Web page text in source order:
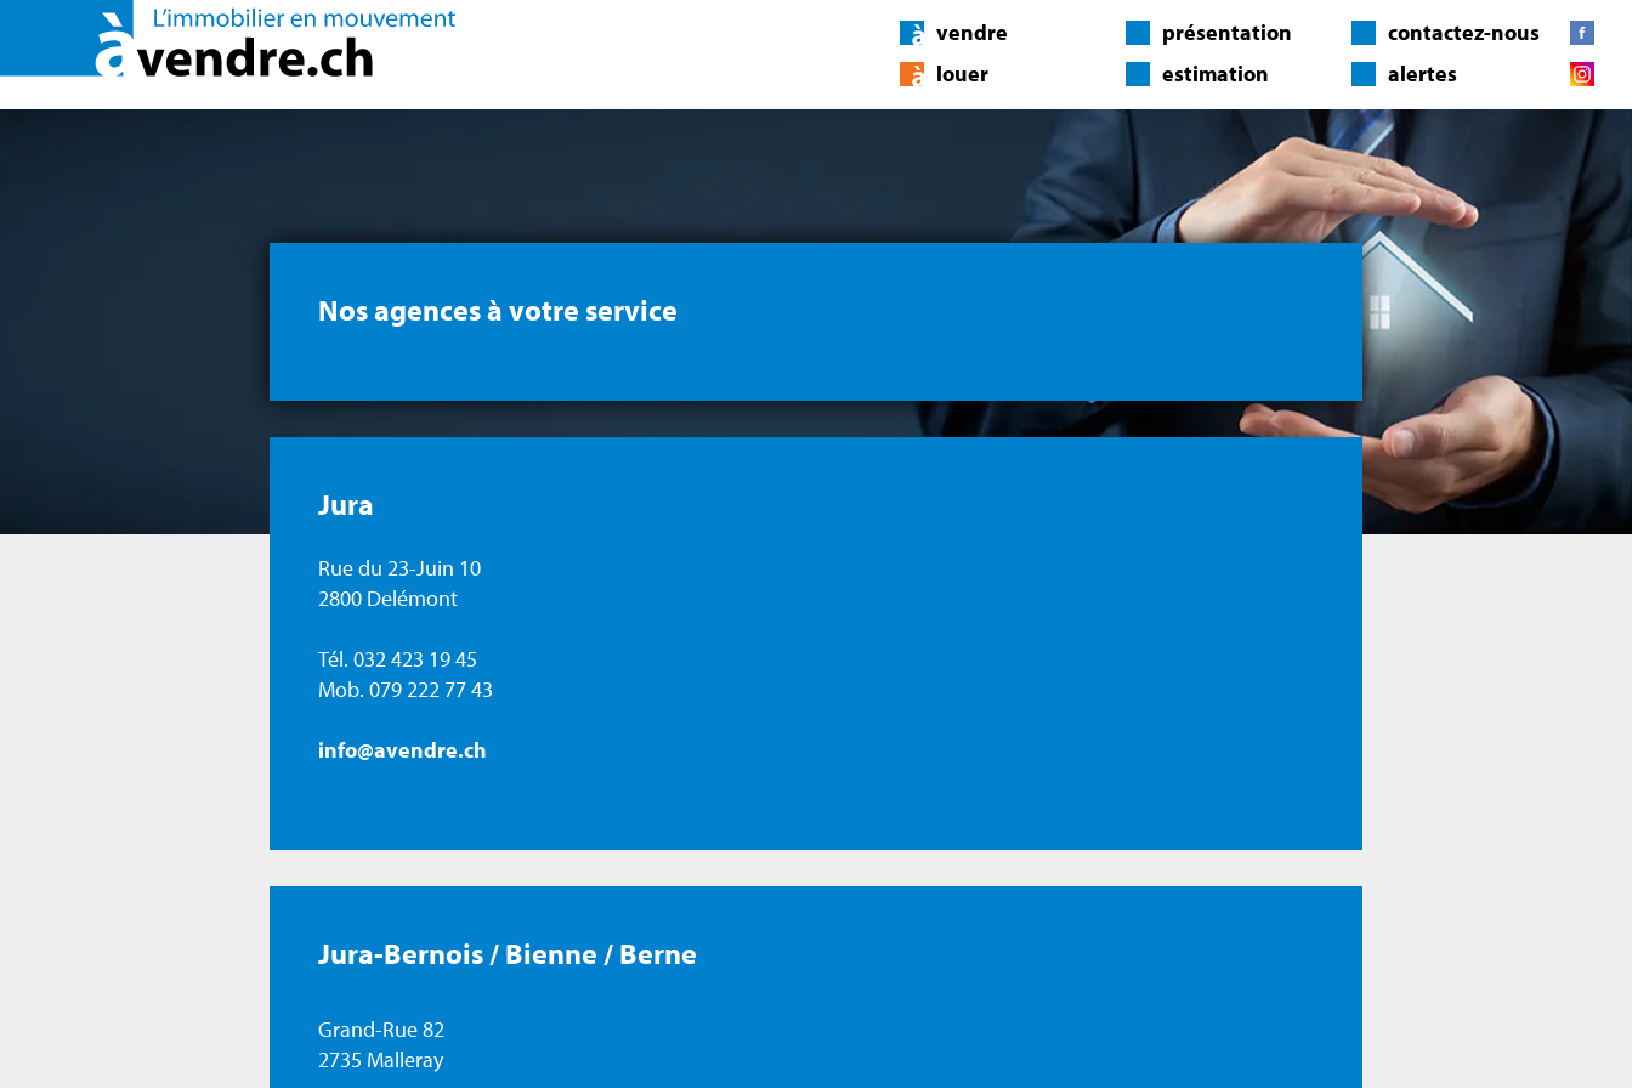
vendre
louer
présentation
estimation
contactez-nous
alertes
Nos agences à votre service
Jura
Rue du 23-Juin 10
2800 Delémont
Tél. 032 423 19 45
Mob. 079 222 77 43
info@avendre.ch
Jura-Bernois / Bienne / Berne
Grand-Rue 82
2735 Malleray